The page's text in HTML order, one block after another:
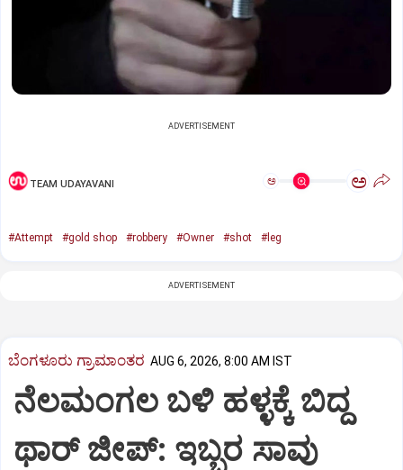
ADVERTISEMENT
TEAM UDAYAVANI ಅ ಅ
#Attempt #gold shop #robbery #Owner #shot #leg
ADVERTISEMENT
ಬೆಂಗಳೂರು ಗ್ರಾಮಾಂತರ AUG 6, 2026, 8:00 AM IST
ನೆಲಮಂಗಲ ಬಳಿ ಹಳ್ಳಕ್ಕೆ ಬಿದ್ದ
ಥಾರ್‌ ಜೀಪ್‌: ಇಬ್ಬರ ಸಾವು